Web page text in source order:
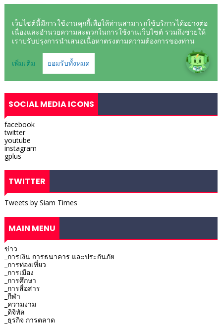
SOCIAL MEDIA ICONS
facebook
twitter
youtube
instagram
gplus
TWITTER
Tweets by Siam Times
MAIN MENU
ข่าว
_การเงิน การธนาคาร และประกันภัย
_การท่องเที่ยว
_การเมือง
_การศึกษา
_การสื่อสาร
_กีฬา
_ความงาม
_ดิจิทัล
_ธุรกิจ การตลาด